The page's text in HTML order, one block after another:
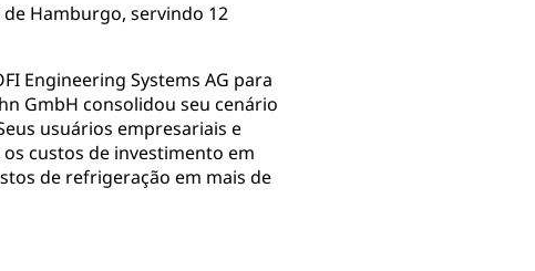
Hamburgo, servindo 12
Engineering Systems AG para
GmbH consolidou seu cenário
usuários empresariais e
custos de investimento em
de refrigeração em mais de